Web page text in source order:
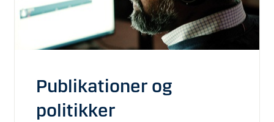
Publikationer og
politikker